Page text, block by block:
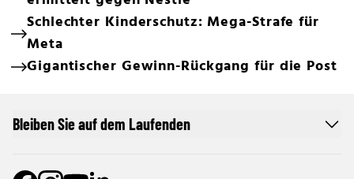
Schlechter Kinderschutz: Mega-Strafe für
Meta
Gigantischer Gewinn-Rückgang für die Post
Bleiben Sie auf dem Laufenden